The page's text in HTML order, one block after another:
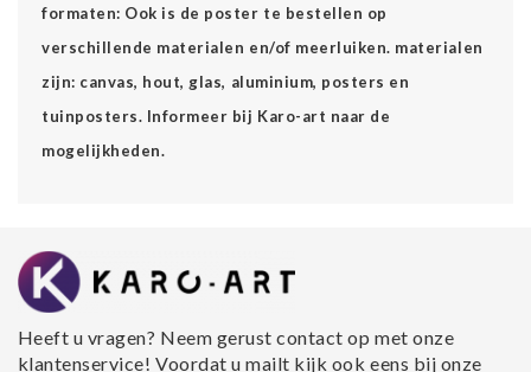
formaten: Ook is de poster te bestellen op
verschillende materialen en/of meerluiken. materialen
zijn: canvas, hout, glas, aluminium, posters en
tuinposters. Informeer bij Karo-art naar de
mogelijkheden.
Heeft u vragen? Neem gerust contact op met onze
klantenservice! Voordat u mailt kijk ook eens bij onze